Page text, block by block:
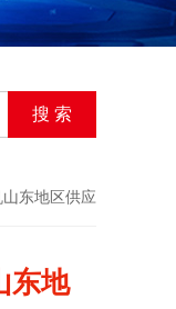
东地区供应
东地